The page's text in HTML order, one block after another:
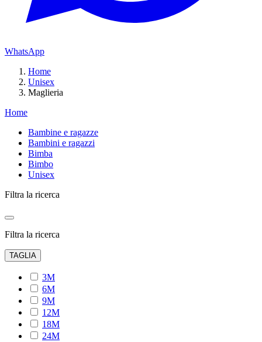
WhatsApp
Home
Unisex
Maglieria
Home
Bambine e ragazze
Bambini e ragazzi
Bimba
Bimbo
Unisex
Filtra la ricerca
Filtra la ricerca
TAGLIA
3M
6M
9M
12M
18M
24M